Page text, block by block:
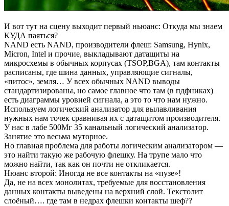
И вот тут на сцену выходит первый ньюанс: Откуда мы знаем
КУДА паяться?
NAND есть NAND, производители флеш: Samsung, Hynix,
Micron, Intel и прочие, выкладывают датащиты на
микросхемы в обычных корпусах (TSOP,BGA), там контакты
расписаны, где шина данных, управляющие сигналы,
«питос», земля… У всех обычных NAND выводы
стандартизированы, но самое главное что там (в пдфниках)
есть диаграммы уровней сигнала, а это то что нам нужно.
Используем логический анализатор для вылавливания
нужных нам точек сравнивая их с датащитом производителя.
У нас в лабе 500Мг 35 канальный логический анализатор.
Занятие это весьма муторное.
Но главная проблема для работы логическим анализатором —
это найти такую же рабочую флешку. На трупе мало что
можно найти, так как он почти не откликается.
Нюанс второй: Иногда не все контакты на «пузе»!
Да, не на всех монолитах, требуемые для восстановления
данных контакты выведены на верхний слой. Текстолит
слоёный…. где там в недрах флешки контакты шеф??